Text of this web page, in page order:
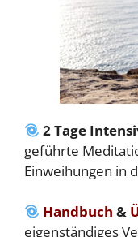
2Tage
geführte
Einweihungen in
Handbuch &
eigenständiges